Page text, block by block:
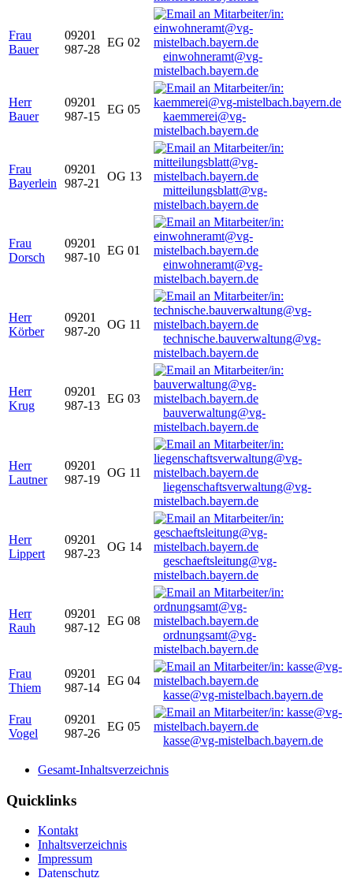
Frau
Bauer
09201
987-28
EG 02
einwohneramt@vg-
mistelbach.bayern.de
Herr
Bauer
09201
987-15
EG 05
kaemmerei@vg-
mistelbach.bayern.de
Frau
Bayerlein
09201
987-21
OG 13
mitteilungsblatt@vg-
mistelbach.bayern.de
Frau
Dorsch
09201
987-10
EG 01
einwohneramt@vg-
mistelbach.bayern.de
Herr
Körber
09201
987-20
OG 11
technische.bauverwaltung@vg-
mistelbach.bayern.de
Herr
Krug
09201
987-13
EG 03
bauverwaltung@vg-
mistelbach.bayern.de
Herr
Lautner
09201
987-19
OG 11
liegenschaftsverwaltung@vg-
mistelbach.bayern.de
Herr
Lippert
09201
987-23
OG 14
geschaeftsleitung@vg-
mistelbach.bayern.de
Herr
Rauh
09201
987-12
EG 08
ordnungsamt@vg-
mistelbach.bayern.de
Frau
Thiem
09201
987-14
EG 04
kasse@vg-mistelbach.bayern.de
Frau
Vogel
09201
987-26
EG 05
kasse@vg-mistelbach.bayern.de
Gesamt-Inhaltsverzeichnis
Quicklinks
Kontakt
Inhaltsverzeichnis
Impressum
Datenschutz